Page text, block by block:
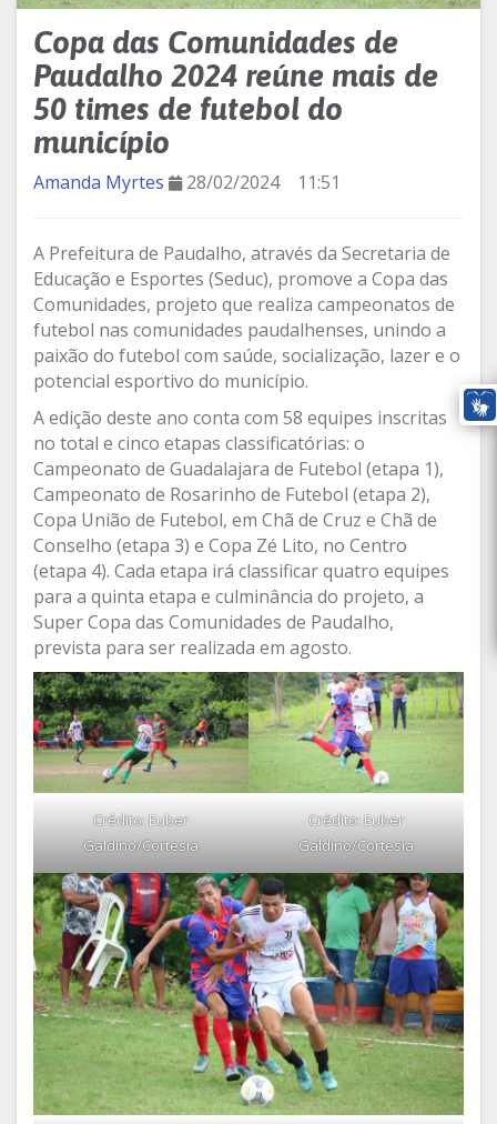
Copa das Comunidades de
Paudalho 2024 reúne mais de
50 times de futebol do
município
Amanda Myrtes 28/02/2024 11:51
A Prefeitura de Paudalho, através da Secretaria de
Educação e Esportes (Seduc), promove a Copa das
Comunidades, projeto que realiza campeonatos de
futebol nas comunidades paudalhenses, unindo a
paixão do futebol com saúde, socialização, lazer e o
potencial esportivo do município.
A edição deste ano conta com 58 equipes inscritas
no total e cinco etapas classificatórias: o
Campeonato de Guadalajara de Futebol (etapa 1),
Campeonato de Rosarinho de Futebol (etapa 2),
Copa União de Futebol, em Chã de Cruz e Chã de
Conselho (etapa 3) e Copa Zé Lito, no Centro
(etapa 4). Cada etapa irá classificar quatro equipes
para a quinta etapa e culminância do projeto, a
Super Copa das Comunidades de Paudalho,
prevista para ser realizada em agosto.
Crédito: Euber
Galdino/Cortesia
Crédito: Euber
Galdino/Cortesia